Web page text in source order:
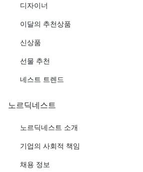
디자이너
이달의 추천상품
신상품
선물 추천
네스트 트렌드
노르딕네스트
노르딕네스트 소개
기업의 사회적 책임
채용 정보